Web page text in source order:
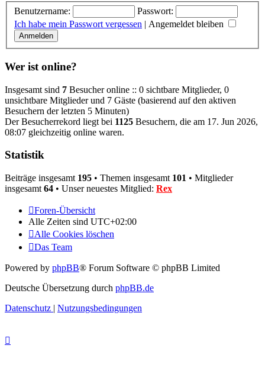
Benutzername:
Passwort:
Ich habe mein Passwort vergessen | Angemeldet bleiben
Wer ist online?
Insgesamt sind 7 Besucher online :: 0 sichtbare Mitglieder, 0
unsichtbare Mitglieder und 7 Gäste (basierend auf den aktiven
Besuchern der letzten 5 Minuten)
Der Besucherrekord liegt bei 1125 Besuchern, die am 17. Jun 2026,
08:07 gleichzeitig online waren.
Statistik
Beiträge insgesamt 195 • Themen insgesamt 101 • Mitglieder
insgesamt 64 • Unser neuestes Mitglied: Rex
Foren-Übersicht
Alle Zeiten sind UTC+02:00
Alle Cookies löschen
Das Team
Powered by phpBB® Forum Software © phpBB Limited
Deutsche Übersetzung durch phpBB.de
Datenschutz | Nutzungsbedingungen